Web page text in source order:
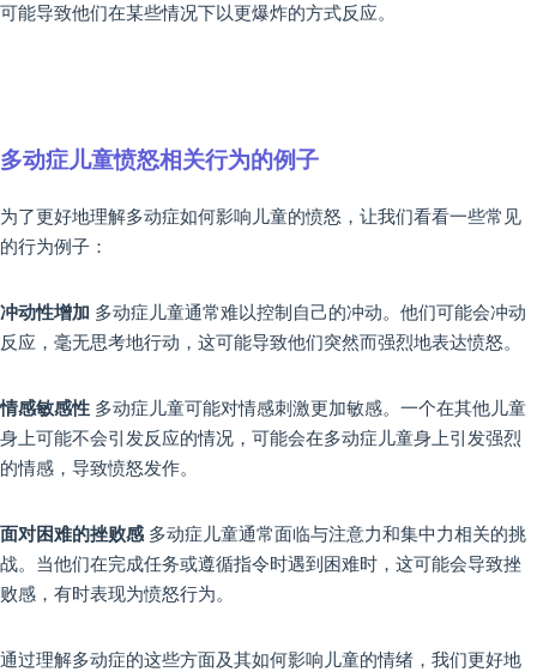
可能导致他们在某些情况下以更爆炸的方式反应。
多动症儿童愤怒相关行为的例子
为了更好地理解多动症如何影响儿童的愤怒，让我们看看一些常见
的行为例子：
冲动性增加 多动症儿童通常难以控制自己的冲动。他们可能会冲动
反应，毫无思考地行动，这可能导致他们突然而强烈地表达愤怒。
情感敏感性 多动症儿童可能对情感刺激更加敏感。一个在其他儿童
身上可能不会引发反应的情况，可能会在多动症儿童身上引发强烈
的情感，导致愤怒发作。
面对困难的挫败感多动症儿童通常面临与注意力和集中力相关的挑
战。当他们在完成任务或遵循指令时遇到困难时，这可能会导致挫
败感，有时表现为愤怒行为。
通过理解多动症的这些方面及其如何影响儿童的情绪，我们更好地